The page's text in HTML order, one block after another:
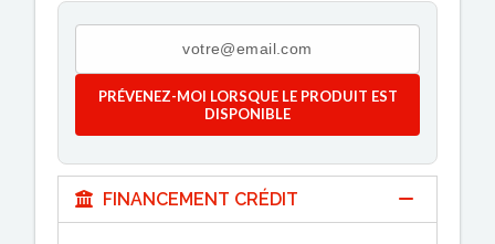
PRÉVENEZ-MOI LORSQUE LE PRODUIT EST
DISPONIBLE
FINANCEMENT CRÉDIT